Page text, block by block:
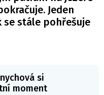
Jeden
se stále pohřešuje
si
moment